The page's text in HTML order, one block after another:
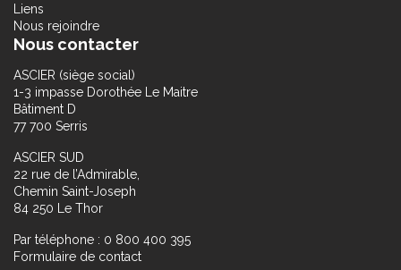
Liens
Nous rejoindre
Nous contacter
ASCIER (siège social)
1-3 impasse Dorothée Le Maitre
Bâtiment D
77 700 Serris
ASCIER SUD
22 rue de l’Admirable,
Chemin Saint-Joseph
84 250 Le Thor
Par téléphone : 0 800 400 395
Formulaire de contact